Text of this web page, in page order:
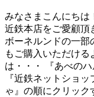
みなさまこんにちは
近鉄本店をご愛顧頂
ボーネルンドの一部
もご購入いただけ
は・・・ 『あべの
『近鉄ネットショ
ゃ』の順にクリック